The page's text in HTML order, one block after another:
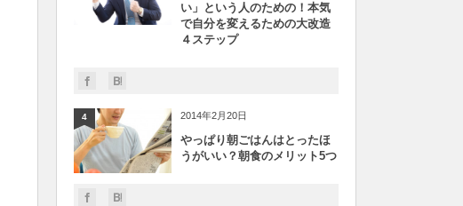
い」という人のための！本気
で自分を変えるための大改造
４ステップ
4 2014年2月20日
やっぱり朝ごはんはとったほ
うがいい？朝食のメリット5つ